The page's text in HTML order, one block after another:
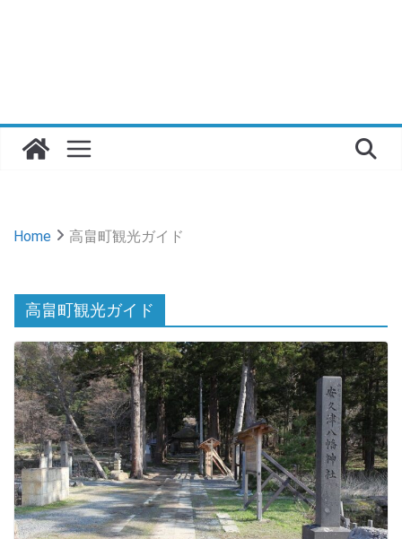
Home 高畠町観光ガイド
高畠町観光ガイド